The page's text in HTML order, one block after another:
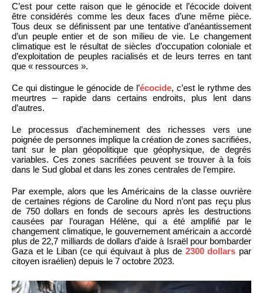
C’est pour cette raison que le génocide et l’écocide doivent
être considérés comme les deux faces d’une même pièce.
Tous deux se définissent par une tentative d’anéantissement
d’un peuple entier et de son milieu de vie. Le changement
climatique est le résultat de siècles d’occupation coloniale et
d’exploitation de peuples racialisés et de leurs terres en tant
que « ressources ».
Ce qui distingue le génocide de l’écocide, c’est le rythme des
meurtres – rapide dans certains endroits, plus lent dans
d’autres.
Le processus d’acheminement des richesses vers une
poignée de personnes implique la création de zones sacrifiées,
tant sur le plan géopolitique que géophysique, de degrés
variables. Ces zones sacrifiées peuvent se trouver à la fois
dans le Sud global et dans les zones centrales de l’empire.
Par exemple, alors que les Américains de la classe ouvrière
de certaines régions de Caroline du Nord n’ont pas reçu plus
de 750 dollars en fonds de secours après les destructions
causées par l’ouragan Hélène, qui a été amplifié par le
changement climatique, le gouvernement américain a accordé
plus de 22,7 milliards de dollars d’aide à Israël pour bombarder
Gaza et le Liban (ce qui équivaut à plus de 2300 dollars par
citoyen israélien) depuis le 7 octobre 2023.